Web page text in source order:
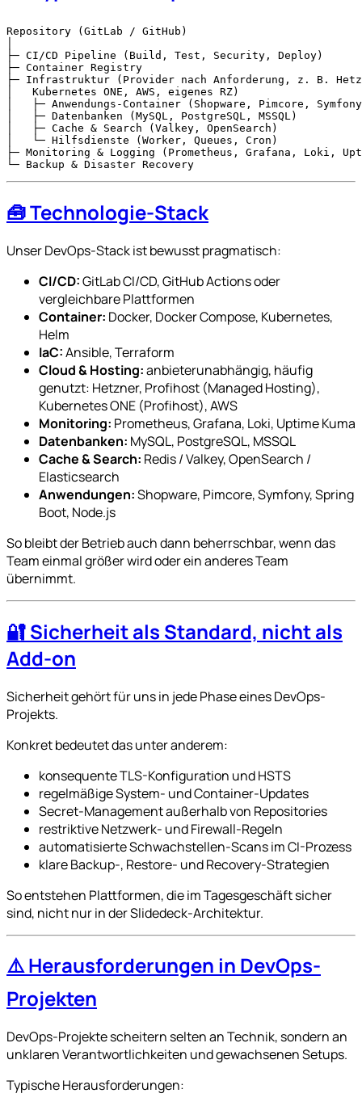
Repository (GitLab / GitHub)
├─ CI/CD Pipeline (Build, Test, Security, Deploy)
├─ Container Registry
├─ Infrastruktur (Provider nach Anforderung, z. B.
│   Kubernetes ONE, AWS, eigenes RZ)
│   ├─ Anwendungs-Container (Shopware, Pimcore,
│   ├─ Datenbanken (MySQL, PostgreSQL, MSSQL)
│   ├─ Cache & Search (Valkey, OpenSearch)
│   └─ Hilfsdienste (Worker, Queues, Cron)
├─ Monitoring & Logging (Prometheus, Grafana, Loki,
🧰 Technologie-Stack
Unser DevOps-Stack ist bewusst pragmatisch:
CI/CD:GitLab CI/CD, GitHub Actions oder
vergleichbare Plattformen
Container: Docker, Docker Compose, Kubernetes,
Helm
IaC:Ansible, Terraform
Cloud & Hosting:anbieterunabhängig, häufig
genutzt: Hetzner, Profihost (Managed Hosting),
Kubernetes ONE (Profihost), AWS
Monitoring: Prometheus, Grafana, Loki, Uptime Kuma
Datenbanken: MySQL, PostgreSQL, MSSQL
Cache & Search: Redis / Valkey, OpenSearch /
Elasticsearch
Anwendungen:Shopware, Pimcore, Symfony, Spring
Boot, Node.js
So bleibt der Betrieb auch dann beherrschbar, wenn das
Team einmal größer wird oder ein anderes Team
übernimmt.
🔐 Sicherheit als Standard, nicht als
Add-on
Sicherheit gehört für uns in jede Phase eines DevOps-
Projekts.
Konkret bedeutet das unter anderem:
konsequente TLS-Konfiguration und HSTS
regelmäßige System- und Container-Updates
Secret-Management außerhalb von Repositories
restriktive Netzwerk- und Firewall-Regeln
automatisierte Schwachstellen-Scans im CI-Prozess
klare Backup-, Restore- und Recovery-Strategien
So entstehen Plattformen, die im Tagesgeschäft sicher
sind, nicht nur in der Slidedeck-Architektur.
⚠️ Herausforderungen in DevOps-
Projekten
DevOps-Projekte scheitern selten an Technik, sondern an
unklaren Verantwortlichkeiten und gewachsenen Setups.
Typische Herausforderungen: